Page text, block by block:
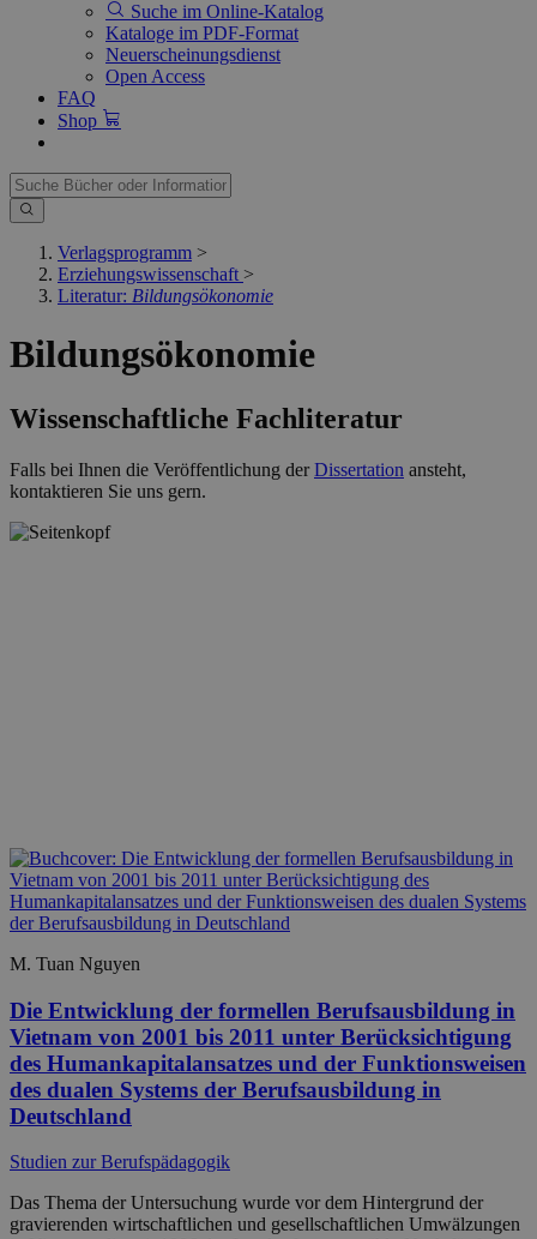
Suche im Online-Katalog
Kataloge im PDF-Format
Neuerscheinungsdienst
Open Access
FAQ
Shop
Verlagsprogramm >
Erziehungswissenschaft >
Literatur: Bildungsökonomie
Bildungsökonomie
Wissenschaftliche Fachliteratur
Falls bei Ihnen die Veröffentlichung derDissertation ansteht,
kontaktieren Sie uns gern.
M. Tuan Nguyen
Die Entwicklung der formellen Berufsausbildung in
Vietnam von 2001 bis 2011 unter Berücksichtigung
des Humankapitalansatzes und der Funktionsweisen
des dualen Systems der Berufsausbildung in
Deutschland
Studien zur Berufspädagogik
Das Thema der Untersuchung wurde vor dem Hintergrund der
gravierenden wirtschaftlichen und gesellschaftlichen Umwälzungen